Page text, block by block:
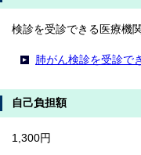
検診を受診できる医療機
肺がん検診を受診で
自己負担額
1,300円